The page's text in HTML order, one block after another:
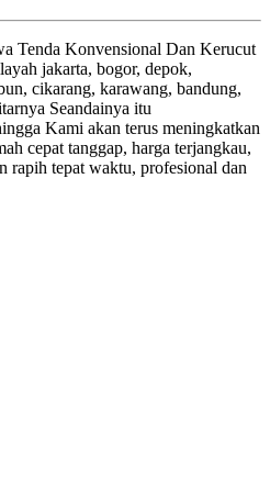
Tenda Konvensional Dan Kerucut
jakarta, bogor, depok,
cikarang, karawang, bandung,
Seandainya itu
Kami akan terus meningkatkan
cepat tanggap, harga terjangkau,
rapih tepat waktu, profesional dan